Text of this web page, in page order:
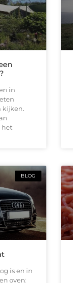
in
kijken.
het
BLOG
is en in
oven: